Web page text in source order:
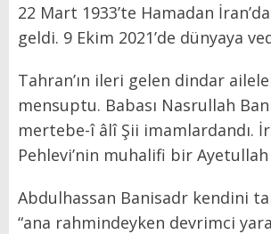
22 Mart 1933’te Hamadan
geldi. 9 Ekim 2021’de dünyaya
Tahran’ın ileri gelen dindar
mensuptu. Babası Nasrullah
mertebe-î âlî Şii imamlardandı.
Pehlevi’nin muhalifi bir
Abdulhassan Banisadr kendini
“ana rahmindeyken devrimci